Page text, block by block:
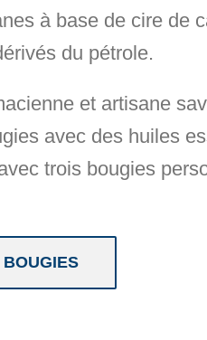
à base de cire de
du pétrole.
et artisane
avec des huiles
trois bougies